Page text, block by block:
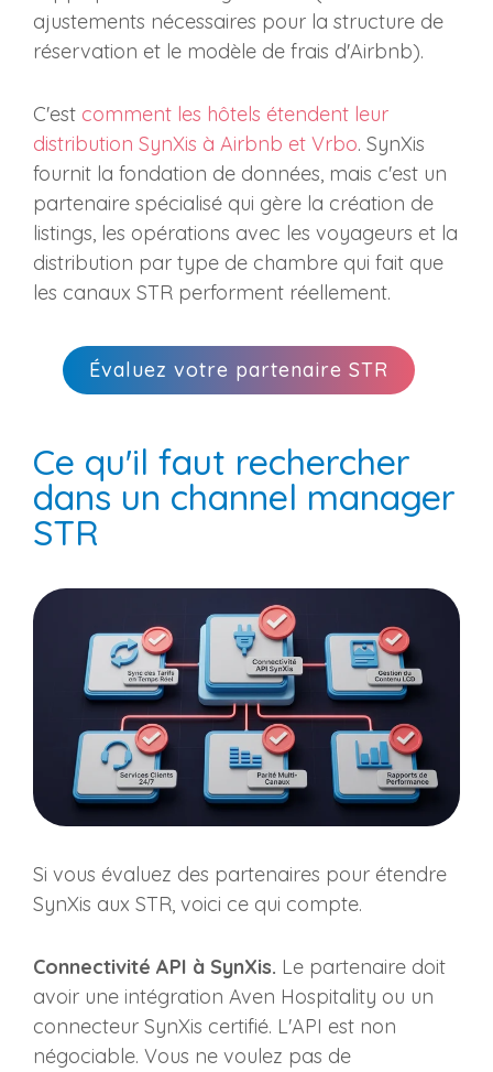
ajustements nécessaires pour la structure de
réservation et le modèle de frais d'Airbnb).
C'est comment les hôtels étendent leur
distribution SynXis à Airbnb et Vrbo. SynXis
fournit la fondation de données, mais c'est un
partenaire spécialisé qui gère la création de
listings, les opérations avec les voyageurs et la
distribution par type de chambre qui fait que
les canaux STR performent réellement.
Évaluez votre partenaire STR
Ce qu'il faut rechercher
dans un channel manager
STR
Si vous évaluez des partenaires pour étendre
SynXis aux STR, voici ce qui compte.
Connectivité API à SynXis. Le partenaire doit
avoir une intégration Aven Hospitality ou un
connecteur SynXis certifié. L'API est non
négociable. Vous ne voulez pas de